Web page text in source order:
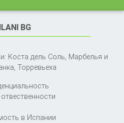
BG
Коста дель Соль, Марбелья и
Торревьеха
в Испании